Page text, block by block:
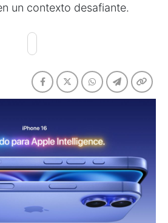
un contexto desafiante.